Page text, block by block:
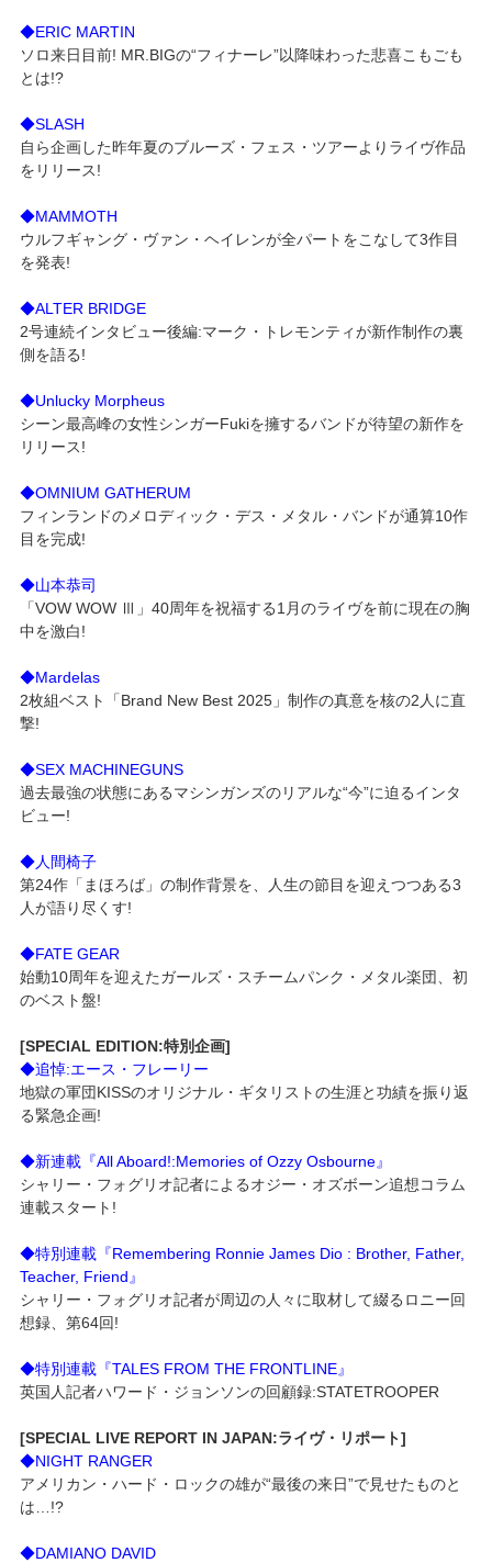
◆ERIC MARTIN
ソロ来日目前! MR.BIGの“フィナーレ”以降味わった悲喜こもごも
とは!?
◆SLASH
自ら企画した昨年夏のブルーズ・フェス・ツアーよりライヴ作品
をリリース!
◆MAMMOTH
ウルフギャング・ヴァン・ヘイレンが全パートをこなして3作目
を発表!
◆ALTER BRIDGE
2号連続インタビュー後編:マーク・トレモンティが新作制作の裏
側を語る!
◆Unlucky Morpheus
シーン最高峰の女性シンガーFukiを擁するバンドが待望の新作を
リリース!
◆OMNIUM GATHERUM
フィンランドのメロディック・デス・メタル・バンドが通算10作
目を完成!
◆山本恭司
「VOW WOW Ⅲ」40周年を祝福する1月のライヴを前に現在の胸
中を激白!
◆Mardelas
2枚組ベスト「Brand New Best 2025」制作の真意を核の2人に直
撃!
◆SEX MACHINEGUNS
過去最強の状態にあるマシンガンズのリアルな“今”に迫るインタ
ビュー!
◆人間椅子
第24作「まほろば」の制作背景を、人生の節目を迎えつつある3
人が語り尽くす!
◆FATE GEAR
始動10周年を迎えたガールズ・スチームパンク・メタル楽団、初
のベスト盤!
[SPECIAL EDITION:特別企画]
◆追悼:エース・フレーリー
地獄の軍団KISSのオリジナル・ギタリストの生涯と功績を振り返
る緊急企画!
◆新連載『All Aboard!:Memories of Ozzy Osbourne』
シャリー・フォグリオ記者によるオジー・オズボーン追想コラム
連載スタート!
◆特別連載『Remembering Ronnie James Dio : Brother, Father,
Teacher, Friend』
シャリー・フォグリオ記者が周辺の人々に取材して綴るロニー回
想録、第64回!
◆特別連載『TALES FROM THE FRONTLINE』
英国人記者ハワード・ジョンソンの回顧録:STATETROOPER
[SPECIAL LIVE REPORT IN JAPAN:ライヴ・リポート]
◆NIGHT RANGER
アメリカン・ハード・ロックの雄が“最後の来日”で見せたものと
は…!?
◆DAMIANO DAVID